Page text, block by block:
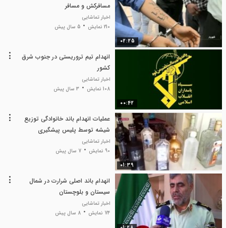
02:25
مسافرکش و مسافر
اخبار تماشایی
210 نمایش
5 سال پیش
00:42
انهدام تیم تروریستی در جنوب شرق
کشور
اخبار تماشایی
108 نمایش
3 سال پیش
01:39
عملیات انهدام باند خانوادگی توزیع
شیشه توسط پلیس پیشگیری
اخبار تماشایی
90 نمایش
7 سال پیش
انهدام باند اصلی شرارت در شمال
سیستان و بلوچستان
اخبار تماشایی
74 نمایش
8 سال پیش